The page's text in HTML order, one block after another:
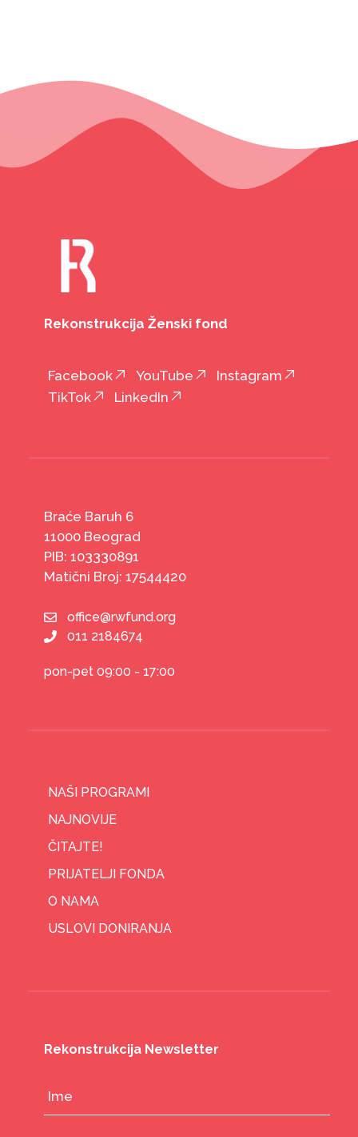
Rekonstrukcija Ženski fond
Facebook YouTube
Instagram
TikTok
LinkedIn
Braće Baruh 6
11000 Beograd
PIB: 103330891
Matični Broj: 17544420
office@rwfund.org
011 2184674
pon-pet 09:00 - 17:00
NAŠI PROGRAMI
NAJNOVIJE
ČITAJTE!
PRIJATELJI FONDA
O NAMA
USLOVI DONIRANJA
Rekonstrukcija Newsletter